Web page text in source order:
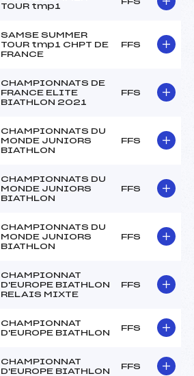
TOUR tmp1
SAMSE SUMMER
TOUR tmp1 CHPT DE
FRANCE
FFS
CHAMPIONNATS DE
FRANCE ELITE
BIATHLON 2021
FFS
CHAMPIONNATS DU
MONDE JUNIORS
BIATHLON
FFS
CHAMPIONNATS DU
MONDE JUNIORS
BIATHLON
FFS
CHAMPIONNATS DU
MONDE JUNIORS
BIATHLON
FFS
CHAMPIONNAT
D'EUROPE BIATHLON
RELAIS MIXTE
FFS
CHAMPIONNAT
D'EUROPE BIATHLON
FFS
CHAMPIONNAT
D'EUROPE BIATHLON
FFS